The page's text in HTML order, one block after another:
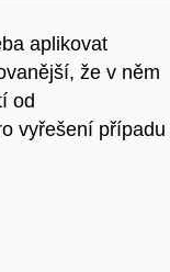
aplikovat
že v něm
od
vyřešení případu